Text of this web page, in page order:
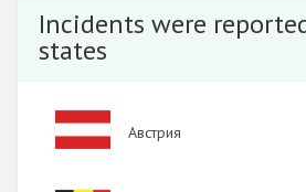
Incidents were
states
Image
Австрия